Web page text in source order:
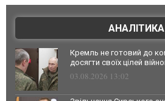
АНАЛІТИКА
Кремль не готовий до
досягти своїх цілей
03.08.2026 13:02